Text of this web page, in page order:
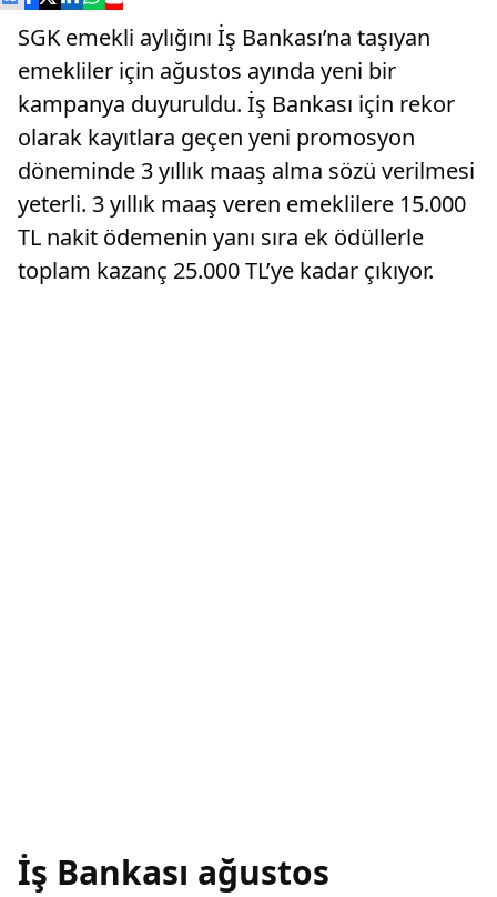
SGK emekli aylığını İş Bankası’na taşıyan
emekliler için ağustos ayında yeni bir
kampanya duyuruldu. İş Bankası için rekor
olarak kayıtlara geçen yeni promosyon
döneminde 3 yıllık maaş alma sözü verilmesi
yeterli. 3 yıllık maaş veren emeklilere 15.000
TL nakit ödemenin yanı sıra ek ödüllerle
toplam kazanç 25.000 TL’ye kadar çıkıyor.
İş Bankası ağustos